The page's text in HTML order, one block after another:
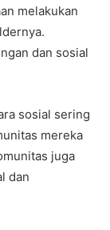
melakukan
dan sosial
sosial sering
mereka
juga
dan